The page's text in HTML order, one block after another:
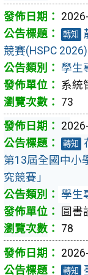
轉知
競賽(HSPC 2026)
學生
系統
73
轉知
第13屆全國中小
究競賽」
學生
圖書
78
轉知